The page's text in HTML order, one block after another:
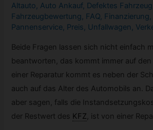
Altauto, Auto Ankauf, Defektes Fahrzeug
Fahrzeugbewertung, FAQ, Finanzierung,
Pannenservice, Preis, Unfallwagen ,
Beide Fragen lassen sich nicht einfach
beantworten, das kommt immer auf den
einer Reparatur kommt es neben der
auch auf das Alter des Automobils an.
aber sagen, falls die
der Restwert des KFZ, ist von einer